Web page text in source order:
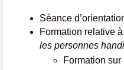
Séance
Formation relative
les personnes
Formation